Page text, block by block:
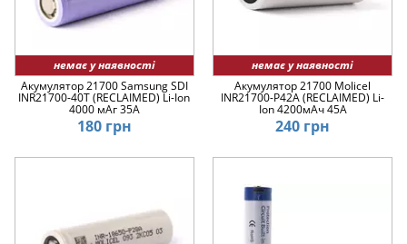
немає у наявності
Акумулятор 21700 Samsung SDI
INR21700-40T (RECLAIMED) Li-Ion
4000 мАг 35А
180 грн
немає у наявності
Акумулятор 21700 Molicel
INR21700-P42A (RECLAIMED) Li-
Ion 4200мАч 45A
240 грн